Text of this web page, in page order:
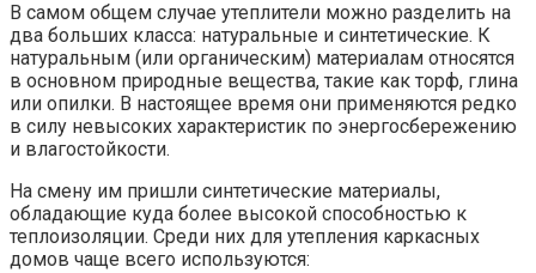
В самом общем случае утеплители можно разделить на
два больших класса: натуральные и синтетические. К
натуральным (или органическим) материалам относятся
в основном природные вещества, такие как торф, глина
или опилки. В настоящее время они применяются редко
в силу невысоких характеристик по энергосбережению
и влагостойкости.
На смену им пришли синтетические материалы,
обладающие куда более высокой способностью к
теплоизоляции. Среди них для утепления каркасных
домов чаще всего используются: